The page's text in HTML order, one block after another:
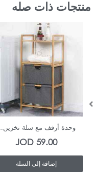
منتجات ذات صله
In Stock
وحدة أرفف مع سلة تخزين...
59.00
JOD
إضافة إلى السلة